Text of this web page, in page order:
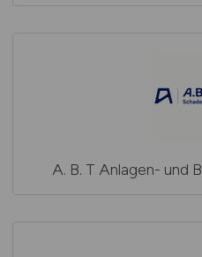
A. B. T Anlagen- und